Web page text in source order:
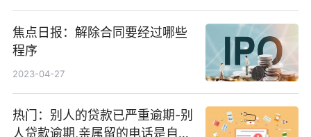
焦点日报：解除合同要经过哪些
程序
2023-04-27
热门：别人的贷款已严重逾期-别
人贷款逾期,亲属留的电话是自